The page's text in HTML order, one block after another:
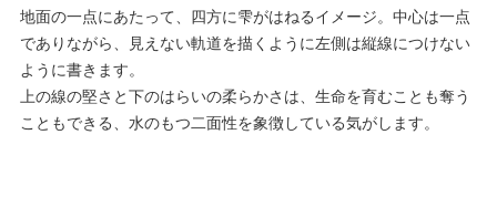
地面の一点にあたって、四方に雫がはねるイメージ。中心は一点
でありながら、見えない軌道を描くように左側は縦線につけない
ように書きます。
上の線の堅さと下のはらいの柔らかさは、生命を育むことも奪う
こともできる、水のもつ二面性を象徴している気がします。